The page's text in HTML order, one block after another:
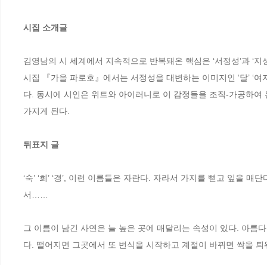
시집 소개글
김영남의 시 세계에서 지속적으로 반복돼온 핵심은 ‘서정성’과 ‘
시집 『가을 파로호』에서는 서정성을 대변하는 이미지인 ‘달’ ‘
다. 동시에 시인은 위트와 아이러니로 이 감정들을 조직-가공하
가지게 된다.
뒤표지 글
‘숙’ ‘희’ ‘경’, 이런 이름들은 자란다. 자라서 가지를 뻗고 잎을
서……
그 이름이 남긴 사연은 늘 높은 곳에 매달리는 속성이 있다. 아름
다. 떨어지면 그곳에서 또 번식을 시작하고 계절이 바뀌면 싹을 틔